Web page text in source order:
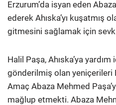
Erzurum’da isyan eden
ederek Ahıska’yı kuşatmış
gitmesini sağlamak için
Halil Paşa, Ahıska’ya
gönderilmiş olan yeniçerileri
Amaç Abaza Mehmed
mağlup etmekti. Abaza